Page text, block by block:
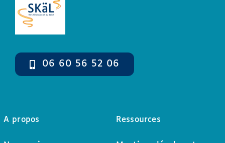
06 60 56 52 06
A propos Ressources